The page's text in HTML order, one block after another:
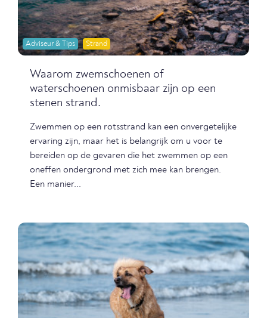
Adviseur & Tips Strand
Waarom zwemschoenen of
waterschoenen onmisbaar zijn op een
stenen strand.
Zwemmen op een rotsstrand kan een onvergetelijke
ervaring zijn, maar het is belangrijk om u voor te
bereiden op de gevaren die het zwemmen op een
oneffen ondergrond met zich mee kan brengen.
Een manier...